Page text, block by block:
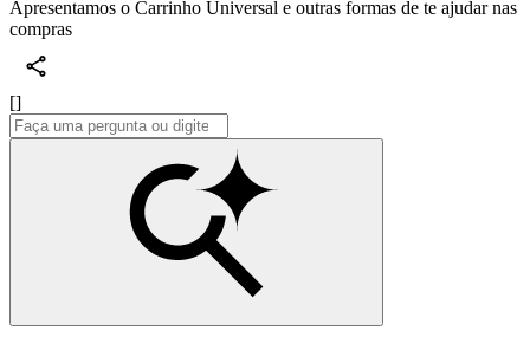
Apresentamos o Carrinho Universal e outras formas de te ajudar nas
compras
[]